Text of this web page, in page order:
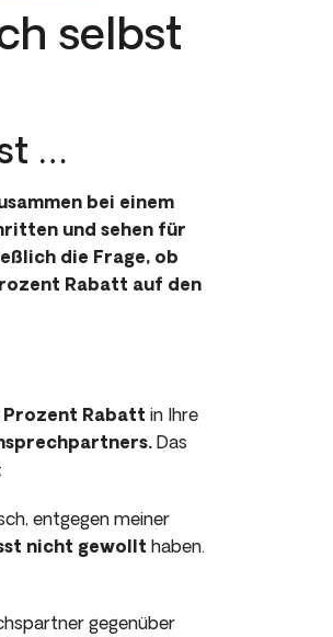
selbst
…
bei einem
und sehen für
die Frage, ob
Rabatt auf den
Prozent Rabatt in Ihre
Das
entgegen meiner
nicht gewollt haben.
gegenüber